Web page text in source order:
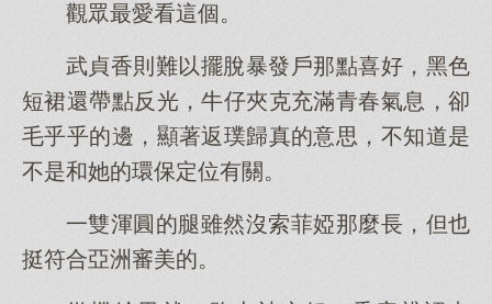
觀眾最愛看這個。
武貞香則難以擺脫暴發戶那點喜好，黑色
短裙還帶點反光，牛仔夾克充滿青春氣息，卻
毛乎乎的邊，顯著返璞歸真的意思，不知道是
不是和她的環保定位有關。
一雙渾圓的腿雖然沒索菲婭那麼長，但也
挺符合亞洲審美的。